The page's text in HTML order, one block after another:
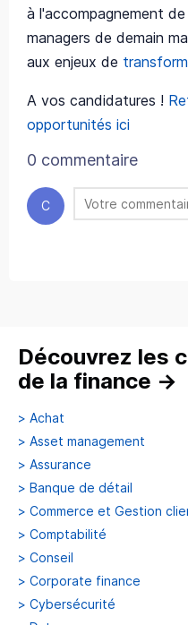
à l'accompagnement
managers de demain
aux enjeux de
A vos candidatures !
opportunités ici
0 commentaire
C
Découvrez les
de la finance →
> Achat
> Asset management
> Assurance
> Banque de détail
> Commerce et Gestion
> Comptabilité
> Conseil
> Corporate finance
> Cybersécurité